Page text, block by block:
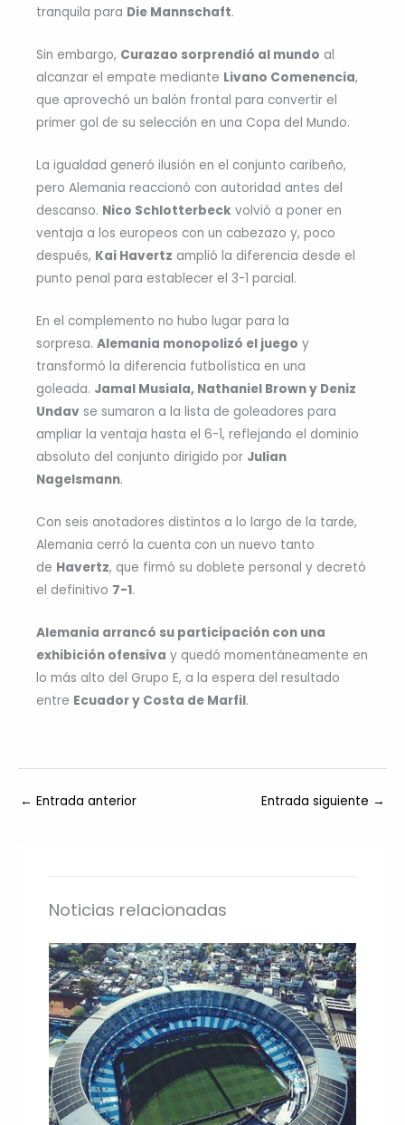
tranquila para Die Mannschaft.
Sin embargo, Curazao sorprendió al mundo al
alcanzar el empate mediante Livano Comenencia,
que aprovechó un balón frontal para convertir el
primer gol de su selección en una Copa del Mundo.
La igualdad generó ilusión en el conjunto caribeño,
pero Alemania reaccionó con autoridad antes del
descanso. Nico Schlotterbeck volvió a poner en
ventaja a los europeos con un cabezazo y, poco
después, Kai Havertz amplió la diferencia desde el
punto penal para establecer el 3-1 parcial.
En el complemento no hubo lugar para la
sorpresa. Alemania monopolizó el juego y
transformó la diferencia futbolística en una
goleada. Jamal Musiala, Nathaniel Brown y Deniz
Undav se sumaron a la lista de goleadores para
ampliar la ventaja hasta el 6-1, reflejando el dominio
absoluto del conjunto dirigido por Julian
Nagelsmann.
Con seis anotadores distintos a lo largo de la tarde,
Alemania cerró la cuenta con un nuevo tanto
de Havertz, que firmó su doblete personal y decretó
el definitivo 7-1.
Alemania arrancó su participación con una
exhibición ofensiva y quedó momentáneamente en
lo más alto del Grupo E, a la espera del resultado
entre Ecuador y Costa de Marfil.
← Entrada anterior Entrada siguiente →
Noticias relacionadas